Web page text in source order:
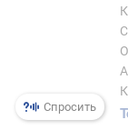
t
s
Спросить